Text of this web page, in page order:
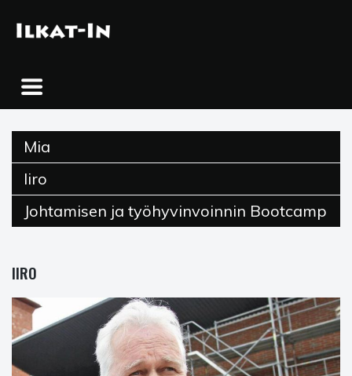
Mia
Iiro
Johtamisen ja työhyvinvoinnin Bootcamp
IIRO